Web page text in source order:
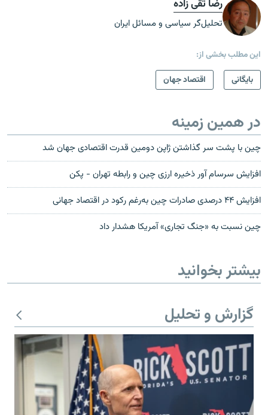
رضا تقی زاده
تحلیل‌گر سیاسی و مسائل ایران
این مطلب بخشی از:
بایگانی
اقتصاد جهان
در همین زمینه
چین با پشت سر گذاشتن ژاپن دومین قدرت اقتصادی جهان شد
افزايش سرسام آور ذخيره ارزى چين و رابطه تهران - پکن
افزایش ۴۴ درصدی صادرات چین به‌رغم رکود در اقتصاد جهانی
چین نسبت به «جنگ تجاری» آمریکا هشدار داد
بیشتر بخوانید
گزارش و تحلیل